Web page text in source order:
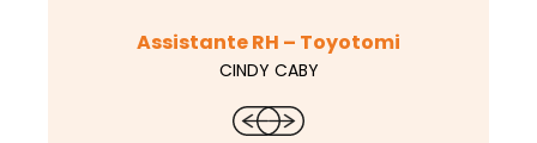
Assistante RH – Toyotomi
CINDY CABY